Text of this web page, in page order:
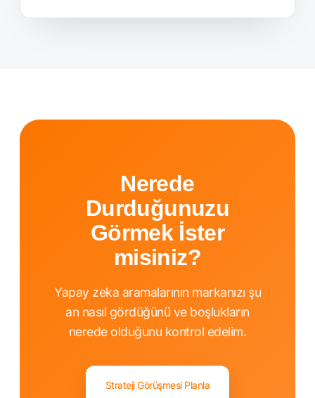
Nerede
Durduğunuzu
Görmek İster
misiniz?
Yapay zeka aramalarının markanızı şu
an nasıl gördüğünü ve boşlukların
nerede olduğunu kontrol edelim.
Strateji Görüşmesi Planla